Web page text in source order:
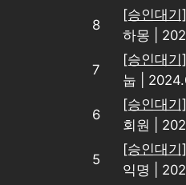
8
[승인대
하몽
7
[승인대
눕
6
[승인대
회원
5
[승인대
익명